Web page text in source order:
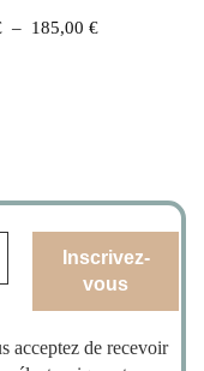
– 185,00€
acceptez de recevoir